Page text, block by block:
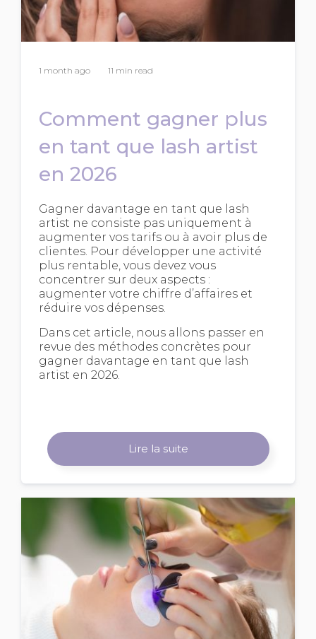
1 month ago 11 min read
Comment gagner plus
en tant que lash artist
en 2026
Gagner davantage en tant que lash
artist ne consiste pas uniquement à
augmenter vos tarifs ou à avoir plus de
clientes. Pour développer une activité
plus rentable, vous devez vous
concentrer sur deux aspects :
augmenter votre chiffre d’affaires et
réduire vos dépenses.
Dans cet article, nous allons passer en
revue des méthodes concrètes pour
gagner davantage en tant que lash
artist en 2026.
Lire la suite